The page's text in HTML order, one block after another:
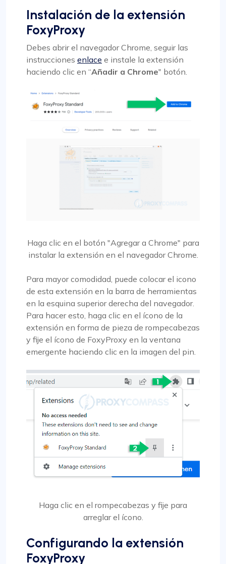
Instalación de la extensión
FoxyProxy
Debes abrir el navegador Chrome, seguir las
instrucciones enlace e instale la extensión
haciendo clic en “Añadir a Chrome" botón.
Haga clic en el botón "Agregar a Chrome" para
instalar la extensión en el navegador Chrome.
Para mayor comodidad, puede colocar el icono
de esta extensión en la barra de herramientas
en la esquina superior derecha del navegador.
Para hacer esto, haga clic en el ícono de la
extensión en forma de pieza de rompecabezas
y fije el ícono de FoxyProxy en la ventana
emergente haciendo clic en la imagen del pin.
Haga clic en el rompecabezas y fije para
arreglar el ícono.
Configurando la extensión
FoxyProxy